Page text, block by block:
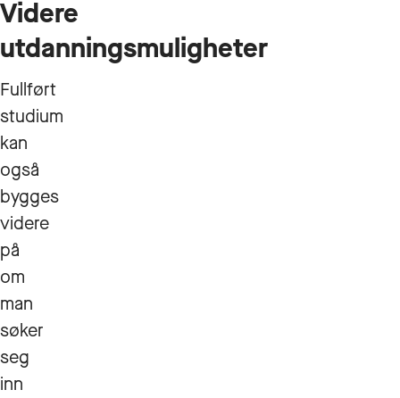
Videre
utdanningsmuligheter
Fullført
studium
kan
også
bygges
videre
på
om
man
søker
seg
inn